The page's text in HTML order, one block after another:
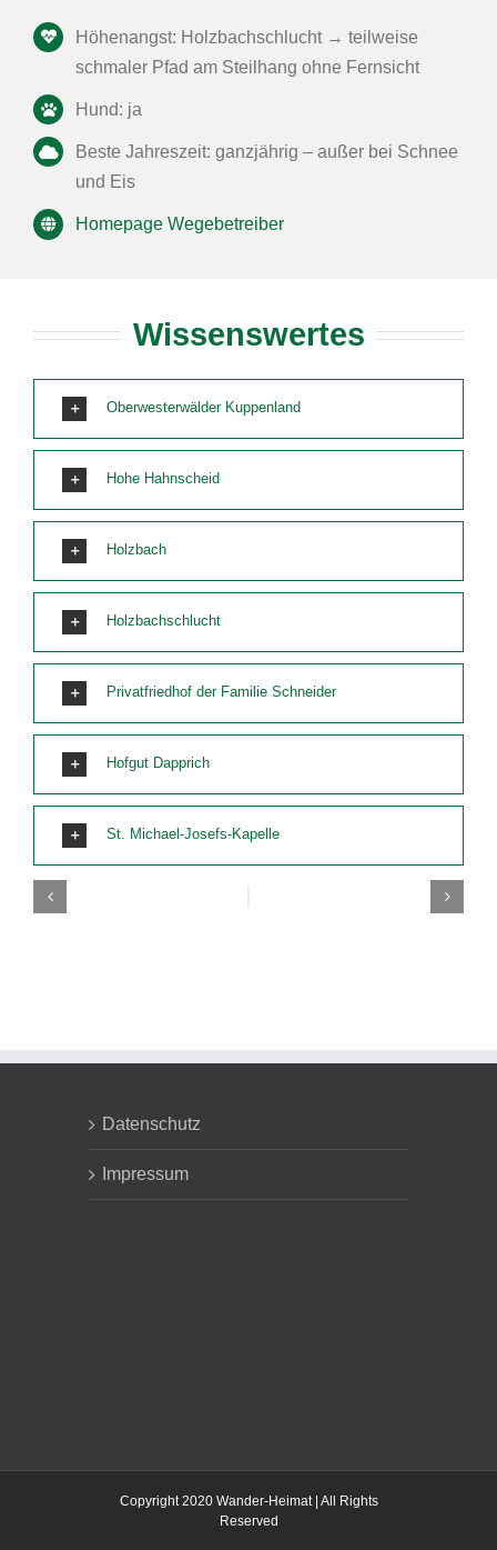
Höhenangst: Holzbachschlucht → teilweise
schmaler Pfad am Steilhang ohne Fernsicht
Hund: ja
Beste Jahreszeit: ganzjährig – außer bei Schnee
und Eis
Homepage Wegebetreiber
Wissenswertes
Oberwesterwälder Kuppenland
Hohe Hahnscheid
Holzbach
Holzbachschlucht
Privatfriedhof der Familie Schneider
Hofgut Dapprich
St. Michael-Josefs-Kapelle
Datenschutz
Impressum
Copyright 2020 Wander-Heimat | All Rights
Reserved